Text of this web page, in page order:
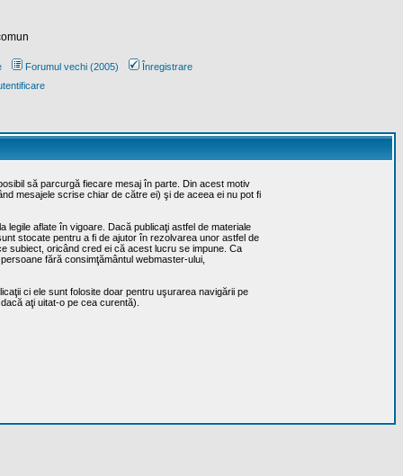
Forumul vechi (2005)
Înregistrare
să parcurgă fiecare mesaj în parte. Din acest motiv
mesajele scrise chiar de către ei) şi de aceea ei nu pot fi
legile aflate în vigoare. Dacă publicaţi astfel de materiale
stocate pentru a fi de ajutor în rezolvarea unor astfel de
subiect, oricând cred ei că acest lucru se impune. Ca
fără consimţământul webmaster-ului,
ci ele sunt folosite doar pentru uşurarea navigării pe
aţi uitat-o pe cea curentă).